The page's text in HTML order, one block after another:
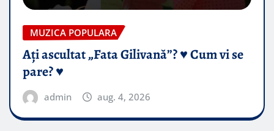
MUZICA POPULARA
Ați ascultat „Fata Gilivană”? ♥️ Cum vi se
pare? ♥️
admin aug. 4, 2026